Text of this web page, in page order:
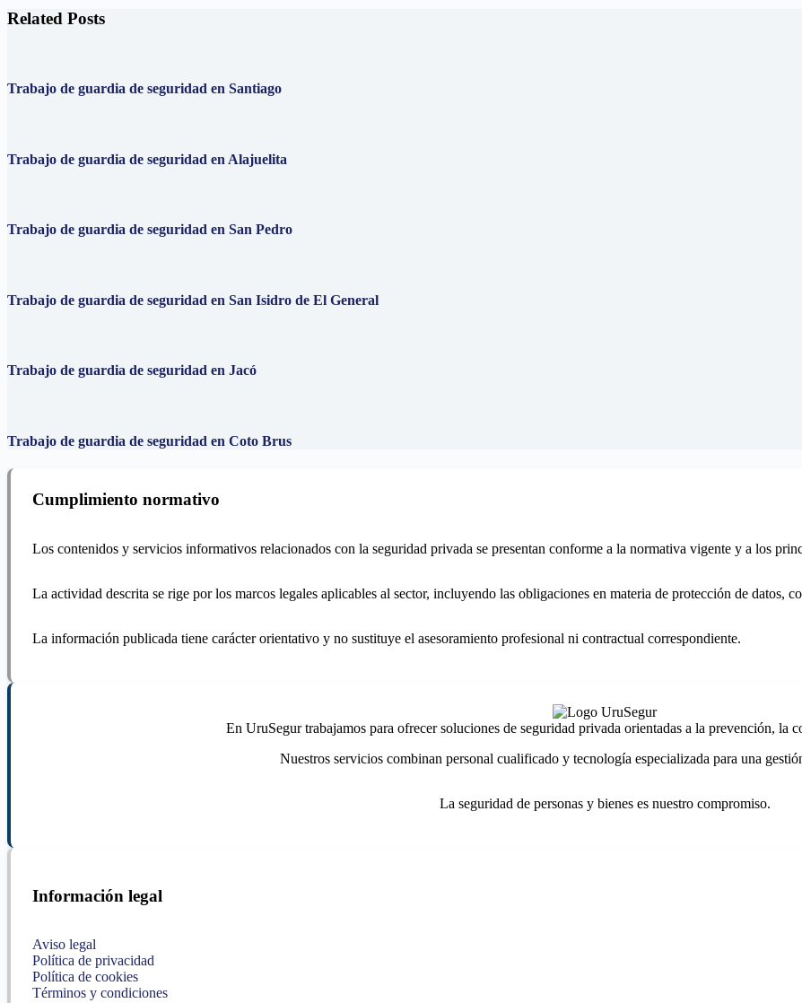
Related Posts
Trabajo de guardia de seguridad en Santiago
Trabajo de guardia de seguridad en Alajuelita
Trabajo de guardia de seguridad en San Pedro
Trabajo de guardia de seguridad en San Isidro de El General
Trabajo de guardia de seguridad en Jacó
Trabajo de guardia de seguridad en Coto Brus
Cumplimiento normativo
Los contenidos y servicios informativos relacionados con la seguridad privada se presentan conforme a la normativa vigente y a los
La actividad descrita se rige por los marcos legales aplicables al sector, incluyendo las obligaciones en materia de protección de datos,
La información publicada tiene carácter orientativo y no sustituye el asesoramiento profesional ni contractual correspondiente.
En UruSegur trabajamos para ofrecer soluciones de seguridad privada orientadas a la prevención, la
Nuestros servicios combinan personal cualificado y tecnología especializada para una
La seguridad de personas y bienes es nuestro compromiso.
Información legal
Aviso legal
Política de privacidad
Política de cookies
Términos y condiciones